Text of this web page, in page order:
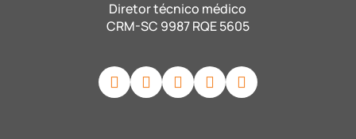
Diretor técnico médico
CRM-SC 9987 RQE 5605